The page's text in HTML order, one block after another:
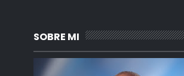
SOBRE MI